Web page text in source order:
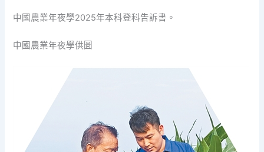
中國農業年夜學2025年本科登科告訴書。
中國農業年夜學供圖